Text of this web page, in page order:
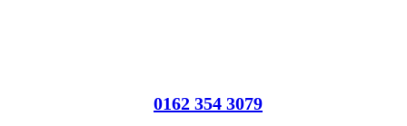
0162 354 3079